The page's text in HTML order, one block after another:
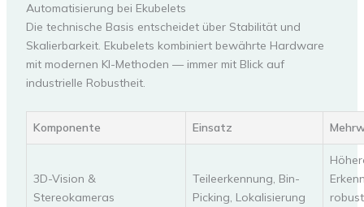
Automatisierung bei Ekubelets
Die technische Basis entscheidet über Stabilität und
Skalierbarkeit. Ekubelets kombiniert bewährte Hardware
mit modernen KI-Methoden — immer mit Blick auf
industrielle Robustheit.
Komponente Einsatz
3D-Vision &
Stereokameras
Teileerkennung, Bin-
Picking, Lokalisierung